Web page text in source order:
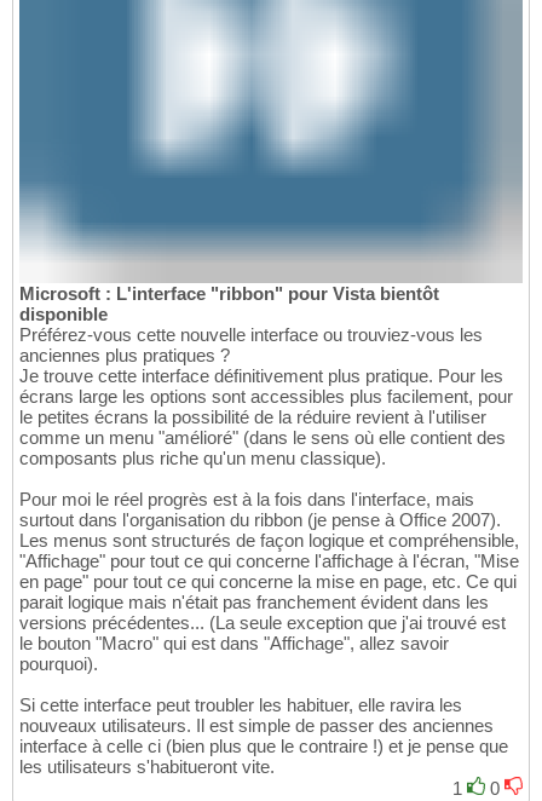
Microsoft : L'interface "ribbon" pour Vista bientôt
disponible
Préférez-vous cette nouvelle interface ou trouviez-vous les
anciennes plus pratiques ?
Je trouve cette interface définitivement plus pratique. Pour les
écrans large les options sont accessibles plus facilement, pour
le petites écrans la possibilité de la réduire revient à l'utiliser
comme un menu "amélioré" (dans le sens où elle contient des
composants plus riche qu'un menu classique).
Pour moi le réel progrès est à la fois dans l'interface, mais
surtout dans l'organisation du ribbon (je pense à Office 2007).
Les menus sont structurés de façon logique et compréhensible,
"Affichage" pour tout ce qui concerne l'affichage à l'écran, "Mise
en page" pour tout ce qui concerne la mise en page, etc. Ce qui
parait logique mais n'était pas franchement évident dans les
versions précédentes... (La seule exception que j'ai trouvé est
le bouton "Macro" qui est dans "Affichage", allez savoir
pourquoi).
Si cette interface peut troubler les habituer, elle ravira les
nouveaux utilisateurs. Il est simple de passer des anciennes
interface à celle ci (bien plus que le contraire !) et je pense que
les utilisateurs s'habitueront vite.
1
0